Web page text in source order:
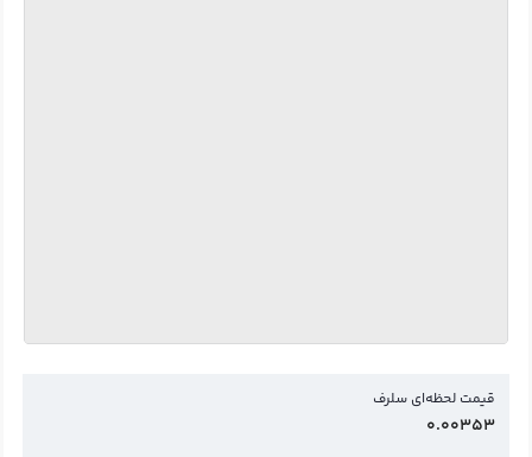
قیمت لحظه‌ای سلرف
0.00353